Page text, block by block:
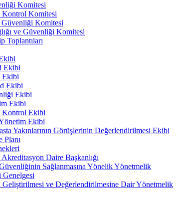
Komitesi
Kontrol Komitesi
Güvenliği Komitesi
ve Güvenliği Komitesi
Toplantıları
Ekibi
Ekibi
Ekibi
Ekibi
Ekibi
Ekibi
Ekibi
Yakınlarının Görüşlerinin Değerlendirilmesi Ekibi
Planı
Daire Başkanlığı
Sağlanmasına Yönelik Yönetmelik
Genelgesi
Geliştirilmesi ve Değerlendirilmesine Dair Yönetmelik